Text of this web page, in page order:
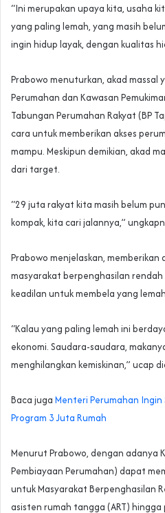
“Ini merupakan upaya kita, usaha
yang paling lemah, yang masih
ingin hidup layak, dengan kualitas
Prabowo menuturkan, akad massal
Perumahan dan Kawasan
Tabungan Perumahan Rakyat (BP
cara untuk memberikan akses
mampu. Meskipun demikian, akad
dari target.
“29 juta rakyat kita masih belum
kompak, kita cari jalannya,”
Prabowo menjelaskan, memberikan
masyarakat berpenghasilan
keadilan untuk membela yang
“Kalau yang paling lemah ini
ekonomi. Saudara-saudara,
menghilangkan kemiskinan,” ucap
Baca juga Menteri Perumahan Ingin
Program 3 Juta Rumah
Menurut Prabowo, dengan adanya
Pembiayaan Perumahan) dapat
untuk Masyarakat Berpenghasilan
asisten rumah tangga (ART)